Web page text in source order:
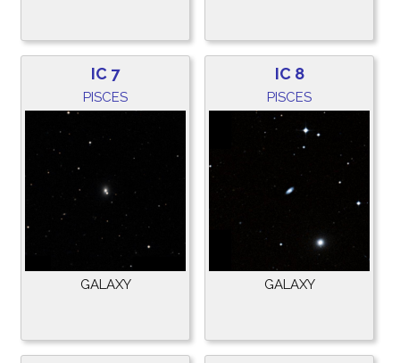
IC 7
PISCES
GALAXY
IC 8
PISCES
GALAXY